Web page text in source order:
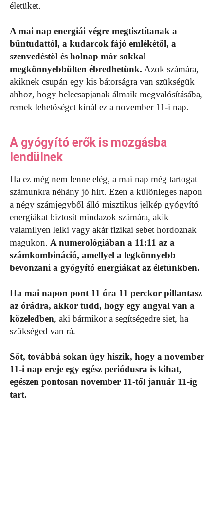
életüket.
A mai nap energiái végre megtisztítanak a
bűntudattól, a kudarcok fájó emlékétől, a
szenvedéstől és holnap már sokkal
megkönnyebbülten ébredhetünk. Azok számára,
akiknek csupán egy kis bátorságra van szükségük
ahhoz, hogy belecsapjanak álmaik megvalósításába,
remek lehetőséget kínál ez a november 11-i nap.
A gyógyító erők is mozgásba
lendülnek
Ha ez még nem lenne elég, a mai nap még tartogat
számunkra néhány jó hírt. Ezen a különleges napon
a négy számjegyből álló misztikus jelkép gyógyító
energiákat biztosít mindazok számára, akik
valamilyen lelki vagy akár fizikai sebet hordoznak
magukon. A numerológiában a 11:11 az a
számkombináció, amellyel a legkönnyebb
bevonzani a gyógyító energiákat az életünkben.
Ha mai napon pont 11 óra 11 perckor pillantasz
az órádra, akkor tudd, hogy egy angyal van a
közeledben, aki bármikor a segítségedre siet, ha
szükséged van rá.
Sőt, továbbá sokan úgy hiszik, hogy a november
11-i nap ereje egy egész periódusra is kihat,
egészen pontosan november 11-től január 11-ig
tart.